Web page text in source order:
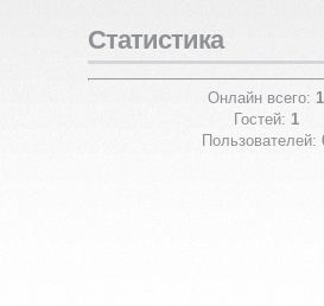
Статистика
Онлайн всего: 1
Гостей: 1
Пользователей: